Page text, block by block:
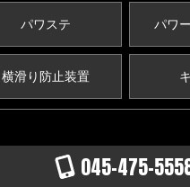
パワステ パワ
横滑り防止装置
045-475-